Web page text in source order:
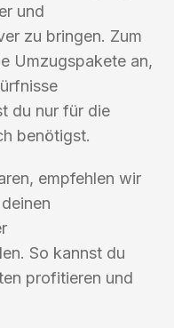
und
zu bringen. Zum
Umzugspakete an,
du nur für die
benötigst.
empfehlen wir
So kannst du
profitieren und